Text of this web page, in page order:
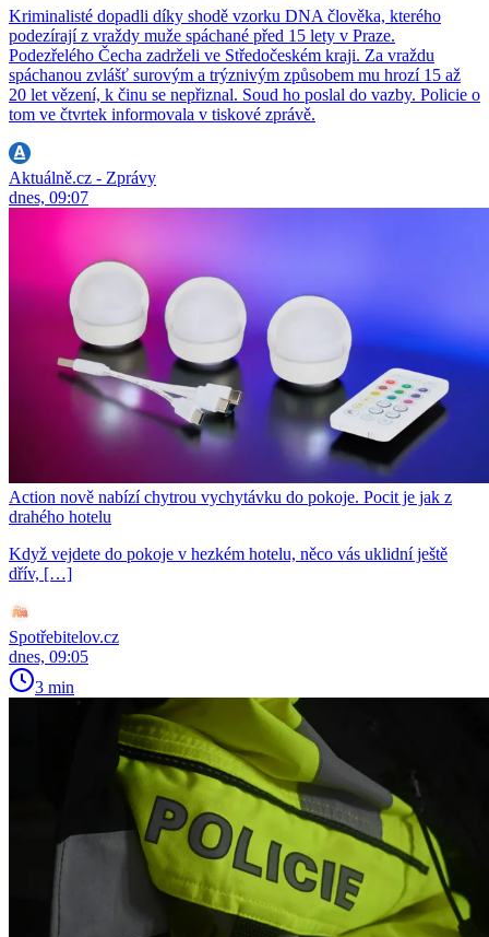
Kriminalisté dopadli díky shodě vzorku DNA člověka, kterého
podezírají z vraždy muže spáchané před 15 lety v Praze.
Podezřelého Čecha zadrželi ve Středočeském kraji. Za vraždu
spáchanou zvlášť surovým a trýznivým způsobem mu hrozí 15 až
20 let vězení, k činu se nepřiznal. Soud ho poslal do vazby. Policie o
tom ve čtvrtek informovala v tiskové zprávě.
Aktuálně.cz - Zprávy
dnes, 09:07
Action nově nabízí chytrou vychytávku do pokoje. Pocit je jak z
drahého hotelu
Když vejdete do pokoje v hezkém hotelu, něco vás uklidní ještě
dřív, […]
Spotřebitelov.cz
dnes, 09:05
3 min